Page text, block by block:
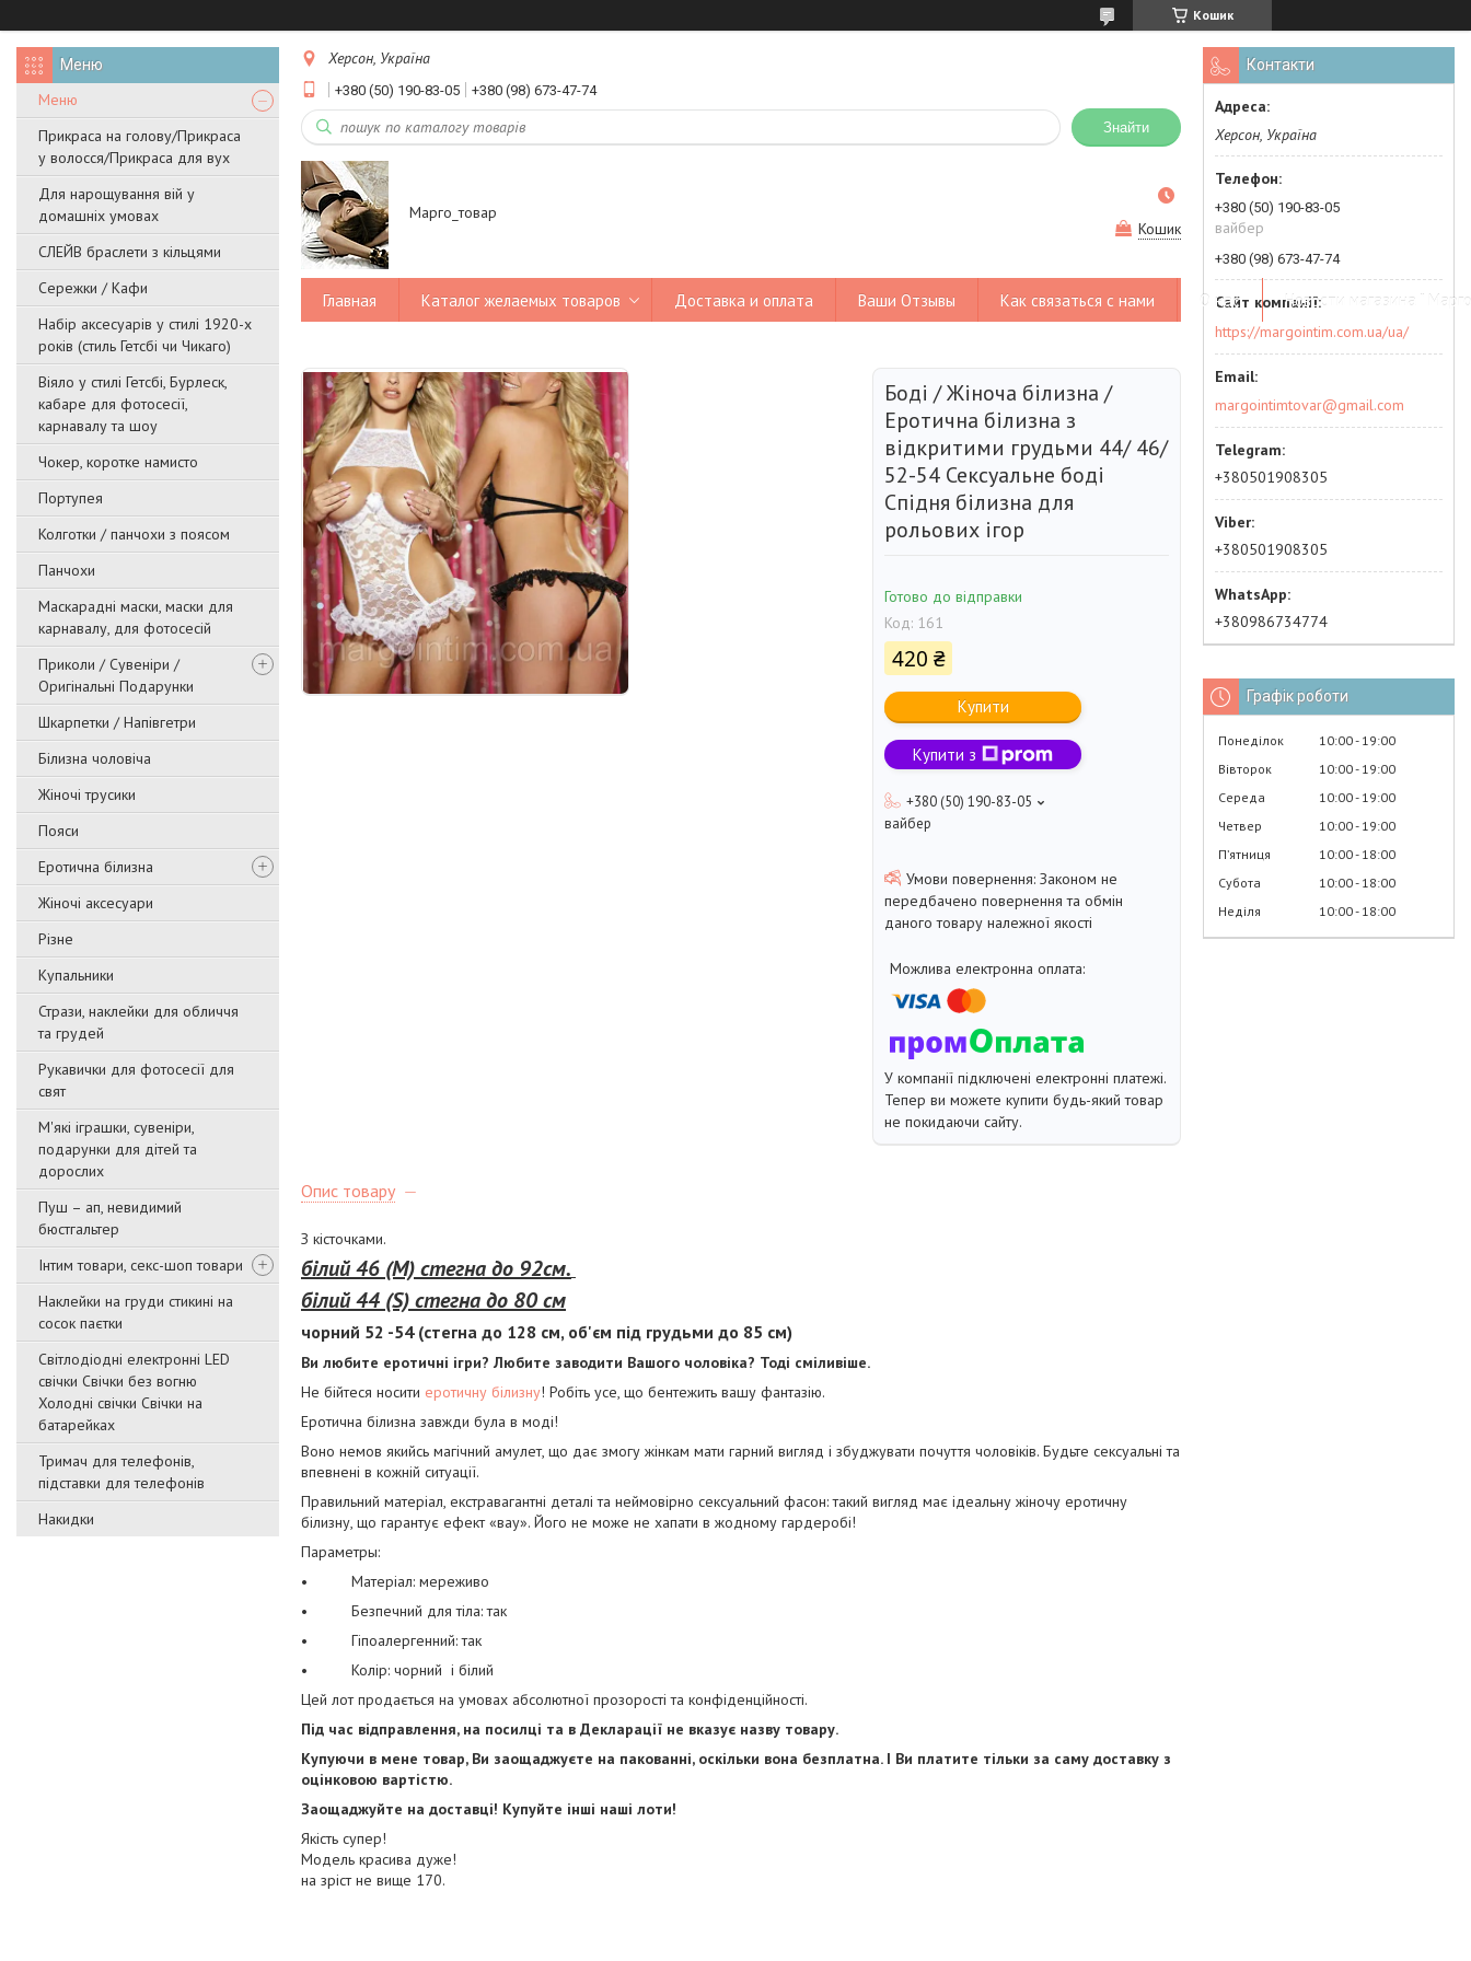
Кошик
Меню
Прикраса на голову/Прикраса
у волосся/Прикраса для вух
Для нарощування вій у
домашніх умовах
СЛЕЙВ браслети з кільцями
Сережки / Кафи
Набір аксесуарів у стилі 1920-х
років (стиль Гетсбі чи Чикаго)
Віяло у стилі Гетсбі, Бурлеск,
кабаре для фотосесії,
карнавалу та шоу
Чокер, коротке намисто
Портупея
Колготки / панчохи з поясом
Панчохи
Маскарадні маски, маски для
карнавалу, для фотосесій
Приколи / Сувеніри /
Оригінальні Подарунки
Шкарпетки / Напівгетри
Білизна чоловіча
Жіночі трусики
Пояси
Еротична білизна
Жіночі аксесуари
Різне
Купальники
Стрази, наклейки для обличчя
та грудей
Рукавички для фотосесії для
свят
М'які іграшки, сувеніри,
подарунки для дітей та
дорослих
Пуш – ап, невидимий
бюстгальтер
Інтим товари, секс-шоп товари
Наклейки на груди стикині на
сосок паєтки
Світлодіодні електронні LED
свічки Свічки без вогню
Холодні свічки Свічки на
батарейках
Тримач для телефонів,
підставки для телефонів
Накидки
Херсон, Україна
+380 (50) 190-83-05 +380 (98) 673-47-74
Знайти
Марго_товар
Кошик
Главная Каталог желаемых товаров Доставка и оплата Ваши Отзывы Как связаться с нами О нас Новости магазина "
Боді / Жіноча білизна /
Еротична білизна з
відкритими грудьми 44/ 46/
52-54 Сексуальне боді
Спідня білизна для
рольових ігор
Готово до відправки
Код: 161
420 ₴
Купити
Купити з
+380 (50) 190-83-05
вайбер
Законом не
передбачено повернення та обмін
даного товару належної якості
У компанії підключені електронні платежі.
Тепер ви можете купити будь-який товар
не покидаючи сайту.
Опис товару
З кісточками.
білий 46 (М) стегна до 92см.
білий 44 (S) стегна до 80 см
чорний 52 -54 (стегна до 128 см, об'єм під грудьми до 85 см)
Ви любите еротичні ігри? Любите заводити Вашого чоловіка? Тоді сміливіше.
Не бійтеся носити еротичну білизну! Робіть усе, що бентежить вашу фантазію.
Еротична білизна завжди була в моді!
Воно немов якийсь магічний амулет, що дає змогу жінкам мати гарний вигляд і збуджувати почуття чоловіків. Будьте сексуальні та
впевнені в кожній ситуації.
Правильний матеріал, екстравагантні деталі та неймовірно сексуальний фасон: такий вигляд має ідеальну жіночу еротичну
білизну, що гарантує ефект «вау». Його не може не хапати в жодному гардеробі!
Параметры:
• Матеріал: мереживо
• Безпечний для тіла: так
• Гіпоалергенний: так
• Колір: чорний і білий
Цей лот продається на умовах абсолютної прозорості та конфіденційності.
Під час відправлення, на посилці та в Декларації не вказує назву товару.
Купуючи в мене товар, Ви заощаджуєте на пакованні, оскільки вона безплатна. І Ви платите тільки за саму доставку з
оцінковою вартістю.
Заощаджуйте на доставці! Купуйте інші наші лоти!
Якість супер!
Модель красива дуже!
на зріст не вище 170.
Контакти
Херсон, Україна
+380 (50) 190-83-05
вайбер
+380 (98) 673-47-74
https://margointim.com.ua/ua/
margointimtovar@gmail.com
+380501908305
+380501908305
+380986734774
Графік роботи
Понеділок 10:00 19:00
Вівторок
10:00 19:00
Середа
10:00 19:00
Четвер
10:00 19:00
Пʼятниця
10:00 18:00
Субота
10:00 18:00
Неділя
10:00 18:00